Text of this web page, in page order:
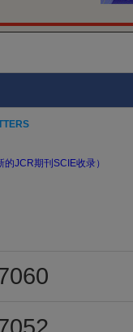
的JCR期刊SCIE收录）